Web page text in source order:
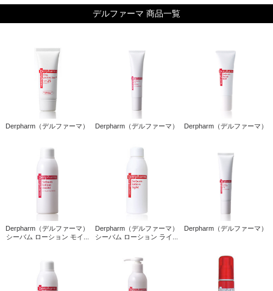
デルファーマ 商品一覧
Derpharm（デルファーマ） Derpharm（デルファーマ） Derpharm（デルファーマ）
Derpharm（デルファーマ）
シーバム ローション モイ...
Derpharm（デルファーマ）
シーバム ローション ライ...
Derpharm（デルファーマ）